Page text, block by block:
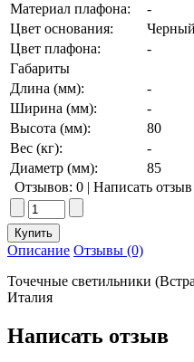
Материал плафона:
-
Цвет основания:
Черный
Цвет плафона:
-
Габариты
Длина (мм):
-
Ширина (мм):
-
Высота (мм):
80
Вес (кг):
-
Диаметр (мм):
85
Отзывов: 0 | Написать отзыв
Описание Отзывы (0)
Точечные светильники
Италия
Написать отзыв